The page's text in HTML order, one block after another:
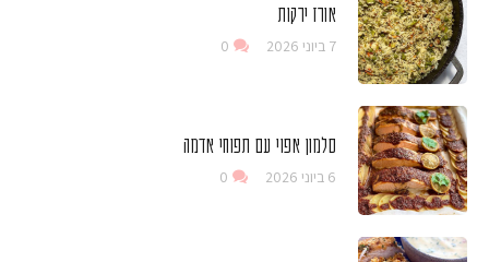
אורז ירקות
7 ביוני 2026 0
סלמון אפוי עם תפוחי אדמה
6 ביוני 2026 0